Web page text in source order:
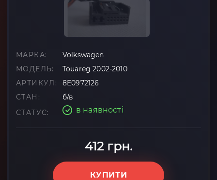
МАРКА:
Volkswagen
МОДЕЛЬ:
Touareg 2002-2010
АРТИКУЛ:
8E0972126
СТАН:
б/в
СТАТУС:
в наявності
412 грн.
КУПИТИ